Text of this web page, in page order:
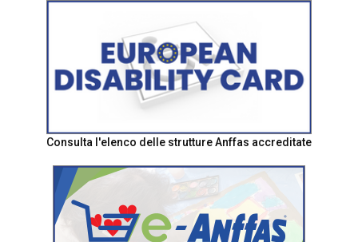
Consulta l'elenco delle strutture Anffas accreditate